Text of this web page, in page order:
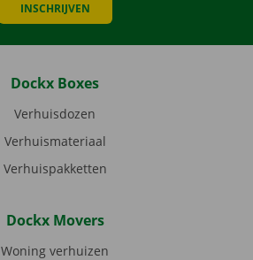
INSCHRIJVEN
Dockx Boxes
Verhuisdozen
Verhuismateriaal
Verhuispakketten
Dockx Movers
Woning verhuizen